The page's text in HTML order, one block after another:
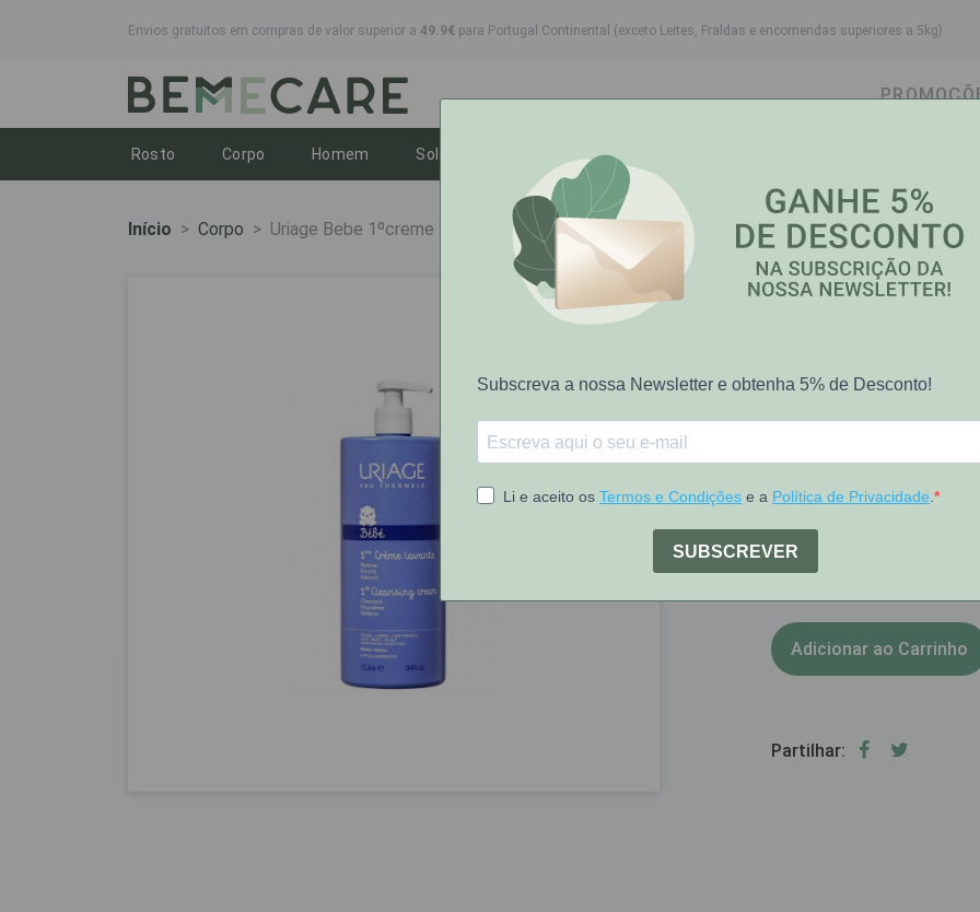
Envios gratuitos em compras de valor superior a 49.9€ para Portugal Continental (exceto Leites, Fraldas e encomendas superiores a 5kg).
Rosto Toggle dropdown
Corpo Toggle dropdown
Homem Toggle dropdown
Solares Toggle dropdownToggle dropdown
Higiene Oral
Início Corpo Uriage Bebe 1ºcreme Lavante 1L
13%
Uriage
Uriage Bebe
Preço riscado representa PVP
[COD 6865980]
Adicionar ao Carrinho
Partilhar: